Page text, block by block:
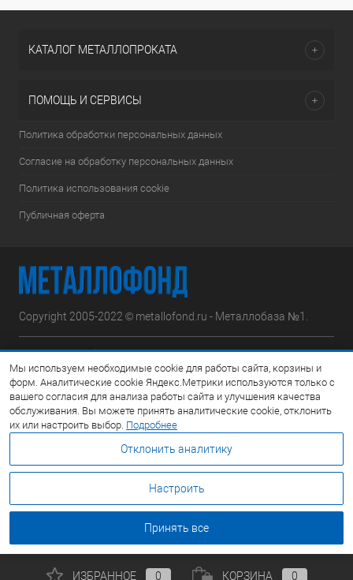
КАТАЛОГ МЕТАЛЛОПРОКАТА
ПОМОЩЬ И СЕРВИСЫ
Политика обработки персональных данных
Согласие на обработку персональных данных
Политика использования cookie
Публичная оферта
Copyright 2005-2022 © metallofond.ru - Металлобаза №1.
Московская область, Ступинский р-н, д.Сотниково,
ул.Железнодорожная, вл.30
Посмотреть на карте
8 (495) 308-42-78
Email:info@metallofond.ru
ИЗБРАННОЕ 0 КОРЗИНА 0
Мы используем необходимые cookie для работы сайта, корзины и
форм. Аналитические cookie Яндекс.Метрики используются только с
вашего согласия для анализа работы сайта и улучшения качества
обслуживания. Вы можете принять аналитические cookie, отклонить
их или настроить выбор. Подробнее
Отклонить аналитику
Настроить
Принять все